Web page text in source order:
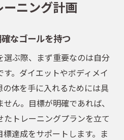
ニング計画
なゴールを持つ
選ぶ際、まず重要なのは自分
。ダイエットやボディメイ
体を手に入れるためには具
ん。目標が明確であれば、
たトレーニングプランを立て
達成をサポートします。ま